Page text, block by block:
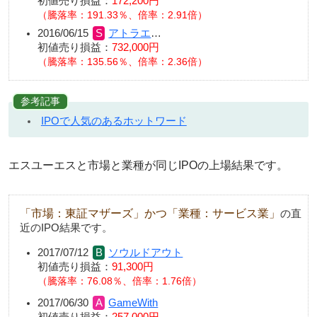
（騰落率：191.33％、倍率：2.91倍）
2016/06/15 アトラエ…
初値売り損益： 732,000円
（騰落率：135.56％、倍率：2.36倍）
参考記事
IPOで人気のあるホットワード
エスユーエスと市場と業種が同じIPOの上場結果です。
「市場：東証マザーズ」かつ「業種：サービス業」 の直
近のIPO結果です。
2017/07/12
ソウルドアウト
初値売り損益： 91,300円
騰落率：76.08％、倍率：1.76倍
2017/06/30
GameWith